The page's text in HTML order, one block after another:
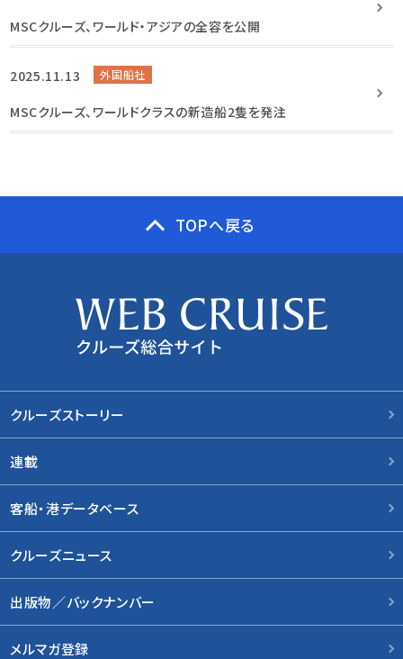
MSCクルーズ、ワールド・アジアの全容を公開
2025.11.13 外国船社
MSCクルーズ、ワールドクラスの新造船2隻を発注
TOPへ戻る
クルーズストーリー
連載
客船・港データベース
クルーズニュース
出版物／バックナンバー
メルマガ登録